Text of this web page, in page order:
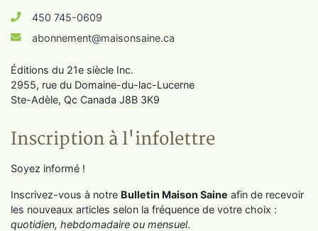
450 745-0609
abonnement@maisonsaine.ca
Éditions du 21e siècle Inc.
2955, rue du Domaine-du-lac-Lucerne
Ste-Adèle, Qc Canada J8B 3K9
Inscription à l'infolettre
Soyez informé !
Inscrivez-vous à notre Bulletin Maison Saine afin de recevoir
les nouveaux articles selon la fréquence de votre choix :
quotidien, hebdomadaire ou mensuel.